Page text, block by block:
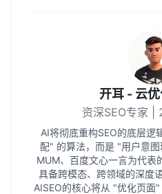
开耳 - 云
资深SEO专家 |
AI将彻底重构SEO的底层逻
配" 的算法，而是 "用户意
MUM、百度文心一言为代表
具备跨模态、跨领域的深度
AISEO的核心将从 "优化页面